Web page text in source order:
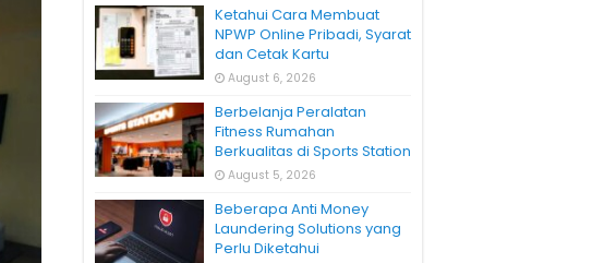
Ketahui Cara Membuat
NPWP Online Pribadi, Syarat
dan Cetak Kartu
August 6, 2026
Berbelanja Peralatan
Fitness Rumahan
Berkualitas di Sports Station
August 5, 2026
Beberapa Anti Money
Laundering Solutions yang
Perlu Diketahui